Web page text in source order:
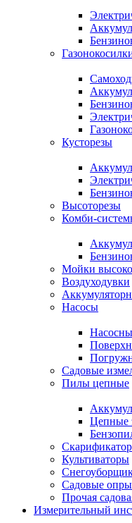
Кусторезы
Высоторезы
Комби-
Мойки
Воздуходувки
Насосы
Садовые
Пилы цепные
Цепные
Культиваторы
Садовые
Прочая
Измерительный